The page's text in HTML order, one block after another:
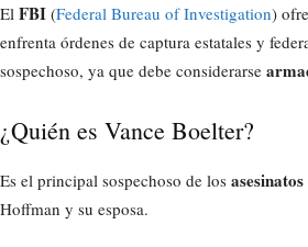
El FBI (Federal Bureau of Investigation)
enfrenta órdenes de captura estatales y
sospechoso, ya que debe considerarse
¿Quién es Vance Boelter?
Es el principal sospechoso de los
Hoffman y su esposa.